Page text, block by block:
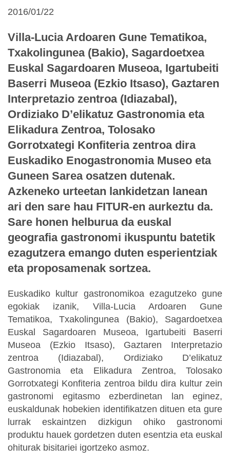
2016/01/22
Villa-Lucia Ardoaren Gune Tematikoa,
Txakolingunea (Bakio), Sagardoetxea
Euskal Sagardoaren Museoa, Igartubeiti
Baserri Museoa (Ezkio Itsaso), Gaztaren
Interpretazio zentroa (Idiazabal),
Ordiziako D’elikatuz Gastronomia eta
Elikadura Zentroa, Tolosako
Gorrotxategi Konfiteria zentroa dira
Euskadiko Enogastronomia Museo eta
Guneen Sarea osatzen dutenak.
Azkeneko urteetan lankidetzan lanean
ari den sare hau FITUR-en aurkeztu da.
Sare honen helburua da euskal
geografia gastronomi ikuspuntu batetik
ezagutzera emango duten esperientziak
eta proposamenak sortzea.
Euskadiko kultur gastronomikoa ezagutzeko gune
egokiak izanik, Villa-Lucia Ardoaren Gune
Tematikoa, Txakolingunea (Bakio), Sagardoetxea
Euskal Sagardoaren Museoa, Igartubeiti Baserri
Museoa (Ezkio Itsaso), Gaztaren Interpretazio
zentroa (Idiazabal), Ordiziako D’elikatuz
Gastronomia eta Elikadura Zentroa, Tolosako
Gorrotxategi Konfiteria zentroa bildu dira kultur zein
gastronomi egitasmo ezberdinetan lan eginez,
euskaldunak hobekien identifikatzen dituen eta gure
lurrak eskaintzen dizkigun ohiko gastronomi
produktu hauek gordetzen duten esentzia eta euskal
ohiturak bisitariei igortzeko asmoz.